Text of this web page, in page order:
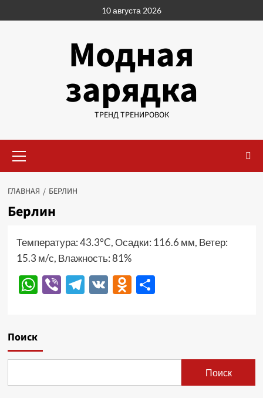
к
10 августа 2026
Модная
зарядка
ТРЕНД ТРЕНИРОВОК
меню
ГЛАВНАЯ БЕРЛИН
Берлин
Температура: 43.3°C, Осадки: 116.6 мм, Ветер:
15.3 м/с, Влажность: 81%
WhatsApp
ViberTelegram
VKOdnoklassniki
Отправить
Поиск
Поиск